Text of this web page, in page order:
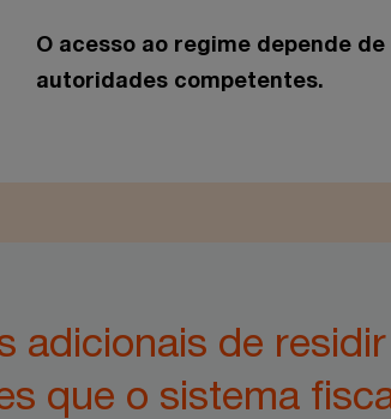
O acesso ao regime depende
autoridades competentes.
adicionais de
que o sistema